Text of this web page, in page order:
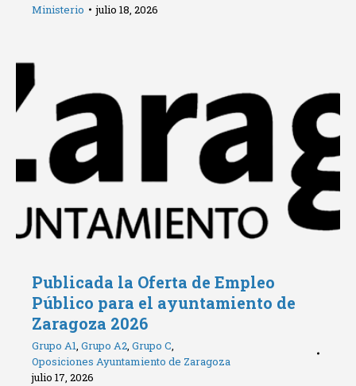
Ministerio julio 18, 2026
Publicada la Oferta de Empleo
Público para el ayuntamiento de
Zaragoza 2026
Grupo A1, Grupo A2, Grupo C,
Oposiciones Ayuntamiento de Zaragoza
julio 17, 2026